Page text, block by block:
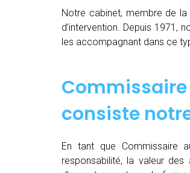
Notre cabinet, membre de la
d’intervention. Depuis 1971,
les accompagnant dans ce
consiste
En tant que Commissaire
responsabilité, la valeur